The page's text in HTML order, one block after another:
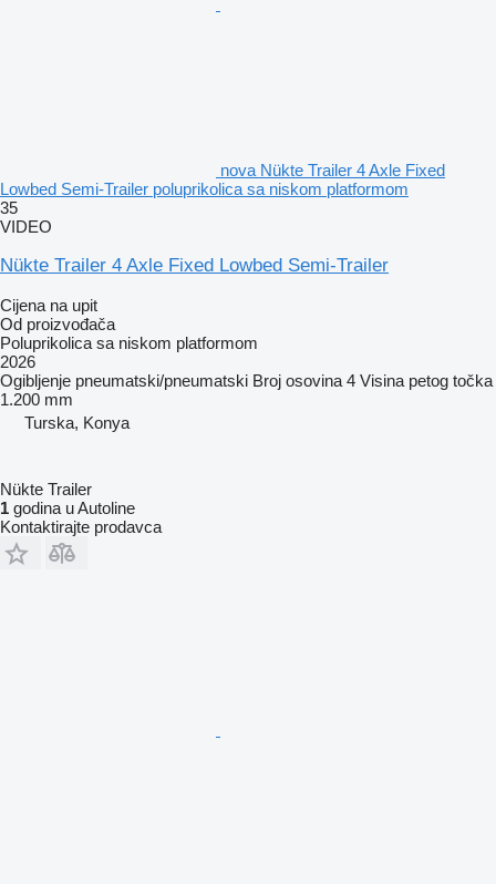
nova Nükte Trailer 4 Axle Fixed
Lowbed Semi-Trailer poluprikolica sa niskom platformom
35
VIDEO
Nükte Trailer 4 Axle Fixed Lowbed Semi-Trailer
Cijena na upit
Od proizvođača
Poluprikolica sa niskom platformom
2026
Ogibljenje pneumatski/pneumatski Broj osovina 4 Visina petog točka
1.200 mm
Turska, Konya
Nükte Trailer
1 godina u Autoline
Kontaktirajte prodavca